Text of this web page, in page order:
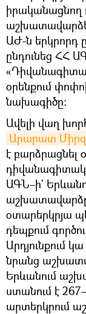
իրականացնող
ԱԺ-ն երկրորդ
ընդունեց ՀՀ
օրենքում
նախագիծը։
Ավելի վաղ
Արարատ
է բարձրացնել
ԱԳՆ–ի`
աշխատավարձը
օտարերկրյա
դեպքում
Արդյունքում
նրանց
Երևանում
ստանում է
արտերկրում